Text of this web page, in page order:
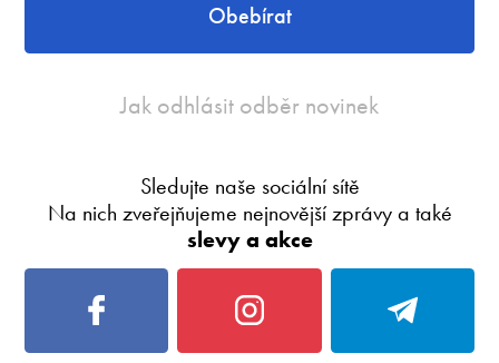
Obebírat
Jak odhlásit odběr novinek
Sledujte naše sociální sítě
Na nich zveřejňujeme nejnovější zprávy a také
slevy a akce